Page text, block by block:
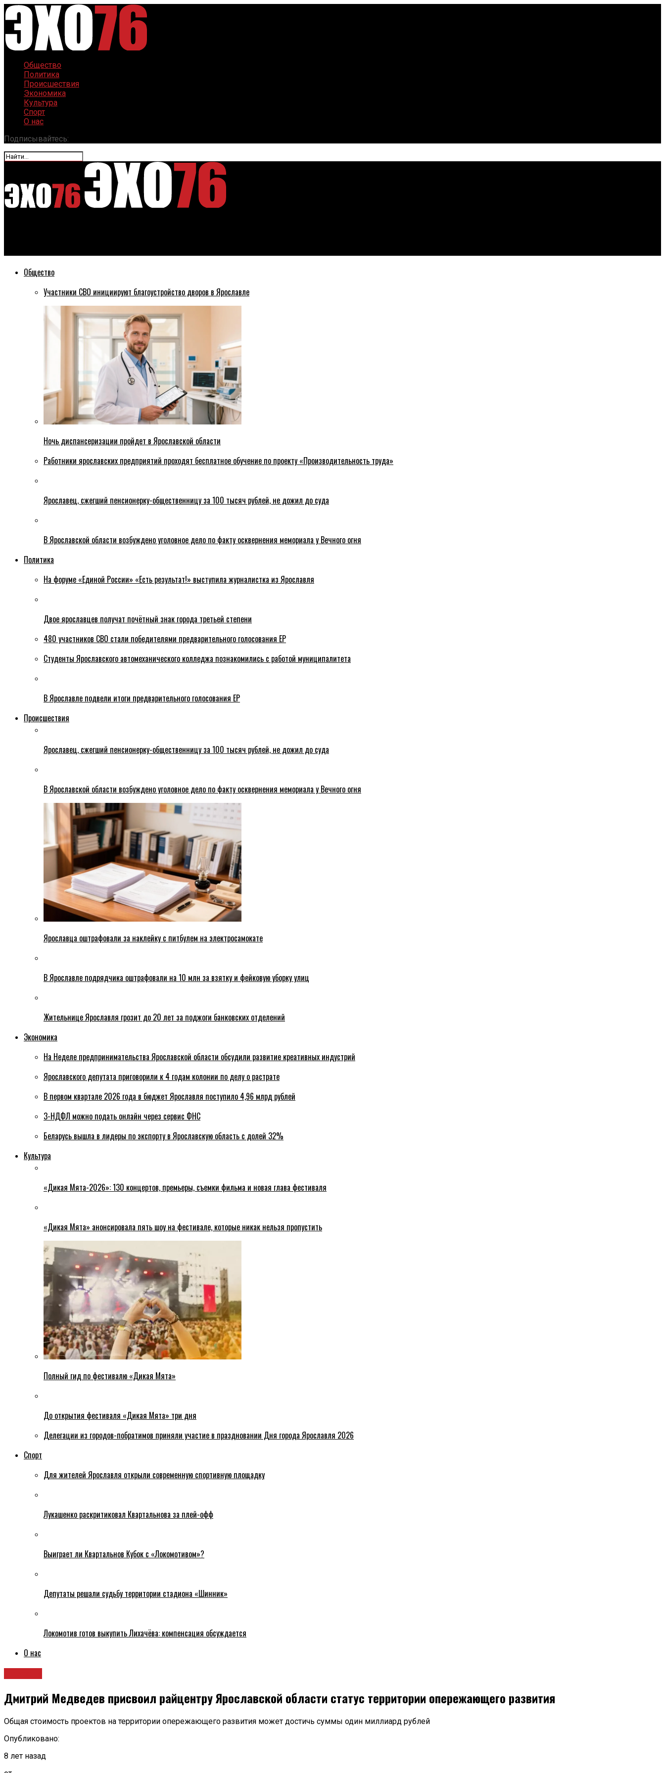
Общество
Политика
Происшествия
Экономика
Культура
Спорт
О нас
Подписывайтесь:
Общество
Участники СВО инициируют благоустройство дворов в Ярославле
Ночь диспансеризации пройдет в Ярославской области
Работники ярославских предприятий проходят бесплатное обучение по проекту «Производительность труда»
Ярославец, сжегший пенсионерку-общественницу за 100 тысяч рублей, не дожил до суда
В Ярославской области возбуждено уголовное дело по факту осквернения мемориала у Вечного огня
Политика
На форуме «Единой России» «Есть результат!» выступила журналистка из Ярославля
Двое ярославцев получат почётный знак города третьей степени
480 участников СВО стали победителями предварительного голосования ЕР
Студенты Ярославского автомеханического колледжа познакомились с работой муниципалитета
В Ярославле подвели итоги предварительного голосования ЕР
Происшествия
Ярославец, сжегший пенсионерку-общественницу за 100 тысяч рублей, не дожил до суда
В Ярославской области возбуждено уголовное дело по факту осквернения мемориала у Вечного огня
Ярославца оштрафовали за наклейку с питбулем на электросамокате
В Ярославле подрядчика оштрафовали на 10 млн за взятку и фейковую уборку улиц
Жительнице Ярославля грозит до 20 лет за поджоги банковских отделений
Экономика
На Неделе предпринимательства Ярославской области обсудили развитие креативных индустрий
Ярославского депутата приговорили к 4 годам колонии по делу о растрате
В первом квартале 2026 года в бюджет Ярославля поступило 4,96 млрд рублей
3-НДФЛ можно подать онлайн через сервис ФНС
Беларусь вышла в лидеры по экспорту в Ярославскую область с долей 32%
Культура
«Дикая Мята-2026»: 130 концертов, премьеры, съемки фильма и новая глава фестиваля
«Дикая Мята» анонсировала пять шоу на фестивале, которые никак нельзя пропустить
Полный гид по фестивалю «Дикая Мята»
До открытия фестиваля «Дикая Мята» три дня
Делегации из городов-побратимов приняли участие в праздновании Дня города Ярославля 2026
Спорт
Для жителей Ярославля открыли современную спортивную площадку
Лукашенко раскритиковал Квартальнова за плей-офф
Выиграет ли Квартальнов Кубок с «Локомотивом»?
Депутаты решали судьбу территории стадиона «Шинник»
Локомотив готов выкупить Лихачёва: компенсация обсуждается
О нас
Дмитрий Медведев присвоил райцентру Ярославской области статус территории опережающего развития
Общая стоимость проектов на территории опережающего развития может достичь суммы один миллиард рублей
Опубликовано:
8 лет назад